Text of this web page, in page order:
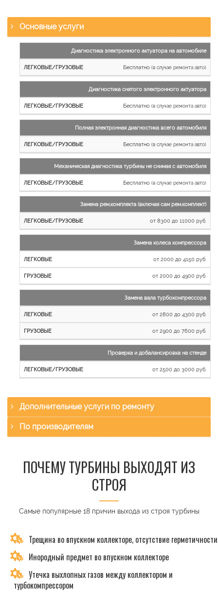
Основные услуги
работы
Легковые
и
Грузовые
автомобили
Диагностика электронного актуатора на автомобиле
Бесплатно (в случае ремонта авто)
Диагностика снятого электронного актуатора
Бесплатно (в случае ремонта авто)
Полная электронная диагностика всего автомобиля
Бесплатно (в случае ремонта авто)
Механическая диагностика турбины не снимая с автомобиля
Бесплатно (в случае ремонта авто)
Замена рем.комплекта (включая сам рем.комплект)
от 8300 до 11000 руб.
Замена колеса компрессора
от 2000 до 4150 руб.
от 2000 до 4900 руб.
Замена вала турбокомпрессора
от 2800 до 4300 руб.
от 2900 до 7600 руб.
Проверка и добалансировка на стенде
от 2500 до 3000 руб.
Дополнительные услуги по ремонту
По производителям
ПОЧЕМУ ТУРБИНЫ ВЫХОДЯТ ИЗ
СТРОЯ
Самые популярные 18 причин выхода из строя турбины
Трещина во впускном коллекторе, отсутствие герметичности
Инородный предмет во впускном коллекторе
Утечка выхлопных газов между коллектором и
турбокомпрессором